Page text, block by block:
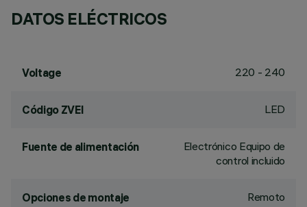
DATOS ELÉCTRICOS
Voltage 220 - 240
Código ZVEI LED
Fuente de alimentación
Electrónico Equipo de
control incluido
Opciones de montaje Remoto